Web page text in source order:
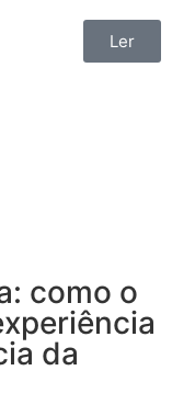
Ler
como o
da